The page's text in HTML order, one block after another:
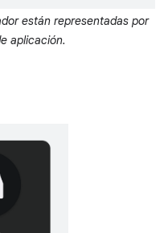
están representadas por
aplicación.